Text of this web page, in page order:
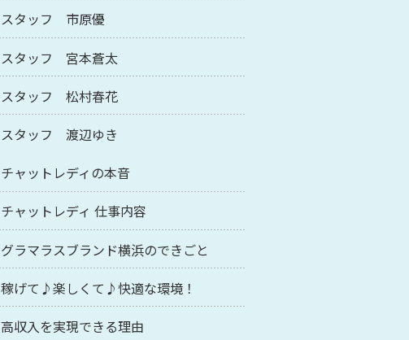
スタッフ 市原優
スタッフ 宮本蒼太
スタッフ 松村春花
スタッフ 渡辺ゆき
チャットレディの本音
チャットレディ 仕事内容
グラマラスブランド横浜のできごと
稼げて♪楽しくて♪快適な環境！
高収入を実現できる理由